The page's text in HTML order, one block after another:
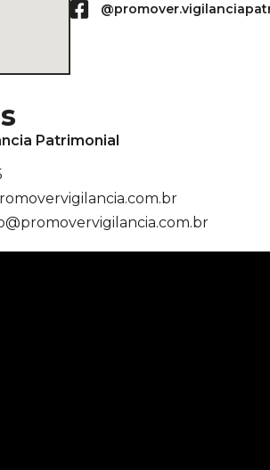
Patrimonial